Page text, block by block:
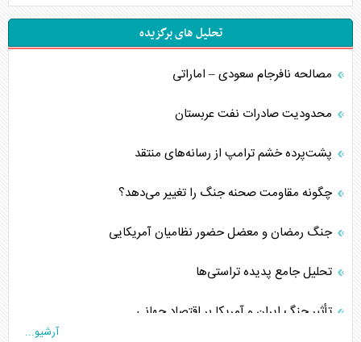
تحلیل های برگزیده
مصالحه نافرجام سعودی – اماراتی
محدودیت صادرات نفت عربستان
پشت‌پرده خشم ترامپ از رسانه‌های منتقد
چگونه مقاومت صحنه جنگ را تغییر می‌دهد؟
جنگ رمضان و معضل حضور نظامیان آمریکایی
تحلیل جامع پدیده تراستی‌ها
تأثیر جنگ ایران و آمریکا بر اقتصاد جهانی
آرشیو...